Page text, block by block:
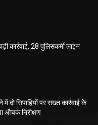
कार्रवाई, 28 पुलिसकर्मी लाइन
दो सिपाहियों पर सख्त कार्रवाई के
औचक निरीक्षण